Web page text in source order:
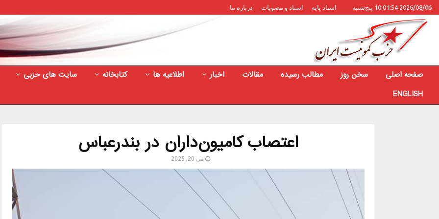
2026/08/06 10:01:54 پنج‌شنبه اسناد پایه اسناد و مصوبات درباره ما
صفحه اصلی سخن روز مطالب رسیده مقالات اخبار اطلاعیه ها کتابخانه سایت های حزبی
ENGLISH
اعتصاب کامیون‌داران در بندرعباس
می 20, 2025